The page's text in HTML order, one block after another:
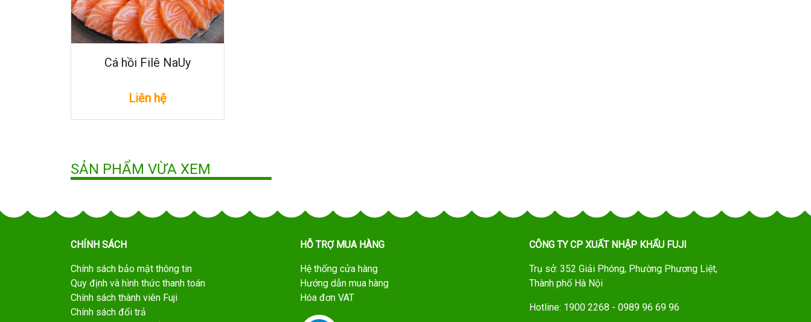
Cá hồi Filê NaUy
Liên hệ
SẢN PHẨM VỪA XEM
CHÍNH SÁCH
Chính sách bảo mật thông tin
Quy định và hình thức thanh toán
Chính sách thành viên Fuji
Chính sách đổi trả
HỖ TRỢ MUA HÀNG
Hệ thống cửa hàng
Hướng dẫn mua hàng
Hóa đơn VAT
CÔNG TY CP XUẤT NHẬP KHẨU FUJI
Trụ sở: 352 Giải Phóng, Phường Phương Liệt,
Thành phố Hà Nội
Hotline: 1900 2268 - 0989 96 69 96